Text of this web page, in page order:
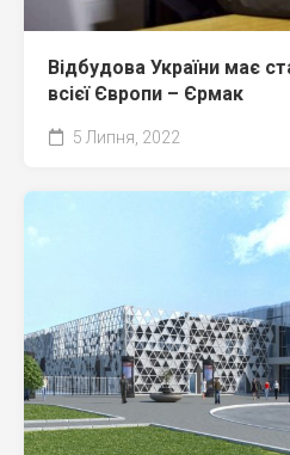
Відбудова України має
всієї Європи – Єрмак
5 Липня, 2022